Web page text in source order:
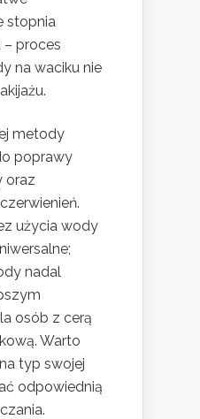
stopnia
proces
na waciku nie
metody
poprawy
oraz
użycia wody
nadal
osób z cerą
Warto
typ swojej
odpowiednią